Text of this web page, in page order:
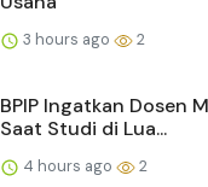
3 hours ago 2
BPIP Ingatkan Dosen
Saat Studi di Lua...
4 hours ago 2